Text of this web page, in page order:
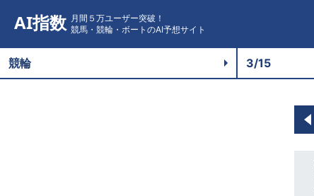
AI指数 月間５万ユーザー突破！
競馬・競輪・ボートのAI予想サイト